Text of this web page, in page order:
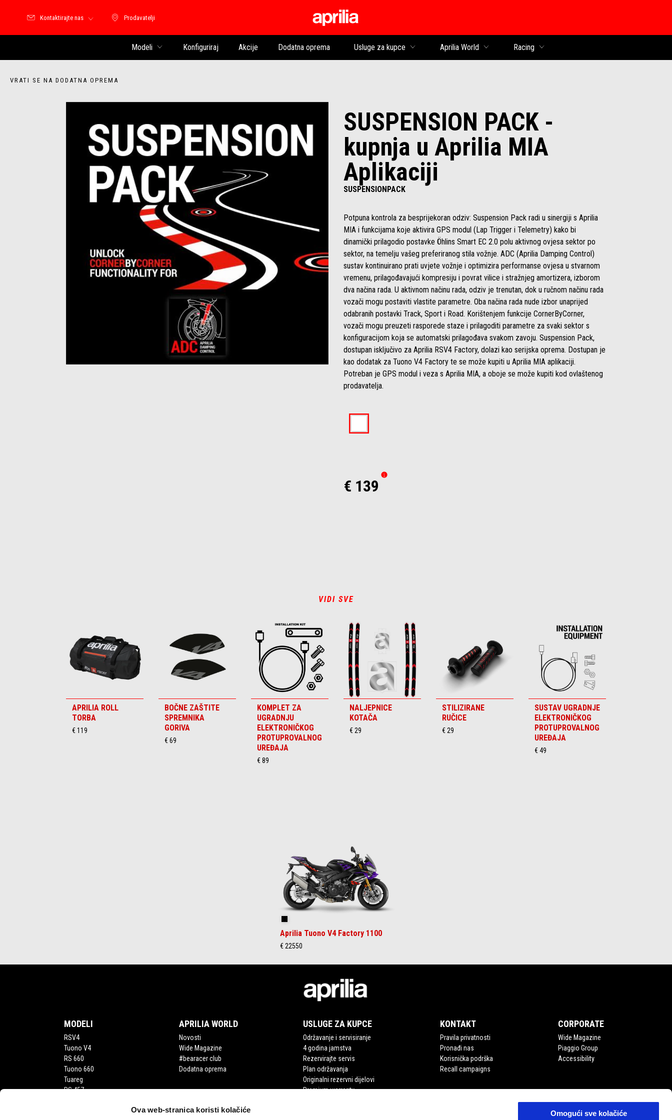
Ova web-stranica koristi kolačiće Omogući sve kolačiće
Prodavatelji
Prodavatelji
Kontaktirajte nas
Modeli Konfiguriraj Akcije Dodatna oprema Usluge za kupce Aprilia World Racing
VRATI SE NA DODATNA OPREMA
SUSPENSION PACK -
kupnja u Aprilia MIA
Aplikaciji
SUSPENSIONPACK
Potpuna kontrola za besprijekoran odziv: Suspension Pack radi u sinergiji s Aprilia
MIA i funkcijama koje aktivira GPS modul (Lap Trigger i Telemetry) kako bi
dinamički prilagodio postavke Öhlins Smart EC 2.0 polu aktivnog ovjesa sektor po
sektor, na temelju vašeg preferiranog stila vožnje. ADC (Aprilia Damping Control)
sustav kontinuirano prati uvjete vožnje i optimizira performanse ovjesa u stvarnom
vremenu, prilagođavajući kompresiju i povrat vilice i stražnjeg amortizera, izborom
dva načina rada. U aktivnom načinu rada, odziv je trenutan, dok u ručnom načinu rada
vozači mogu postaviti vlastite parametre. Oba načina rada nude izbor unaprijed
odabranih postavki Track, Sport i Road. Korištenjem funkcije CornerByCorner,
vozači mogu preuzeti rasporede staze i prilagoditi parametre za svaki sektor s
konfiguracijom koja se automatski prilagođava svakom zavoju. Suspension Pack,
dostupan isključivo za Aprilia RSV4 Factory, dolazi kao serijska oprema. Dostupan je
kao dodatak za Tuono V4 Factory te se može kupiti u Aprilia MIA aplikaciji.
Potreban je GPS modul i veza s Aprilia MIA, a oboje se može kupiti kod ovlaštenog
prodavatelja.
Item
€ 139
VIDI SVE
APRILIA ROLL
TORBA
€ 119
BOČNE ZAŠTITE
SPREMNIKA
GORIVA
€ 69
KOMPLET ZA
UGRADNJU
ELEKTRONIČKOG
PROTUPROVALNOG
UREĐAJA
€ 89
NALJEPNICE
KOTAČA
€ 29
STILIZIRANE
RUČICE
€ 29
SUSTAV UGRADNJE
ELEKTRONIČKOG
PROTUPROVALNOG
UREĐAJA
€ 49
Aprilia Tuono V4 Factory 1100
€ 22550
MODELI
RSV4
Tuono V4
RS 660
Tuono 660
Tuareg
RS 457
APRILIA WORLD
Novosti
Wide Magazine
#bearacer club
Dodatna oprema
USLUGE ZA KUPCE
Održavanje i servisiranje
4 godina jamstva
Rezervirajte servis
Plan održavanja
Originalni rezervni dijelovi
Premium warranty
KONTAKT
Pravila privatnosti
Pronađi nas
Korisnička podrška
Recall campaigns
CORPORATE
Wide Magazine
Piaggio Group
Accessibility